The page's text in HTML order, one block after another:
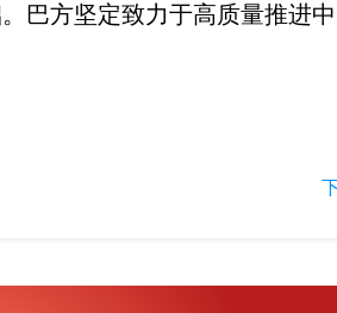
巴方坚定致力于高质量推进